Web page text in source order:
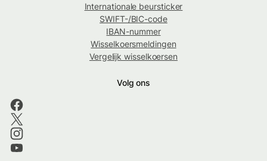
Internationale beursticker
SWIFT-/BIC-code
IBAN-nummer
Wisselkoersmeldingen
Vergelijk wisselkoersen
Volg ons